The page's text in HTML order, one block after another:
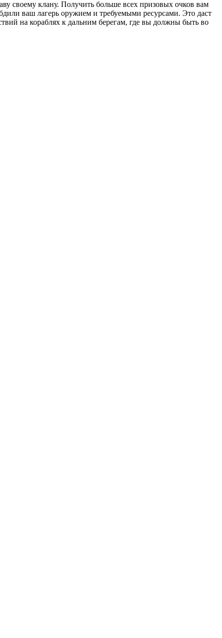
своему клану. Получить больше всех призовых очков вам
ваш лагерь оружием и требуемыми ресурсами. Это даст
на кораблях к дальним берегам, где вы должны быть во